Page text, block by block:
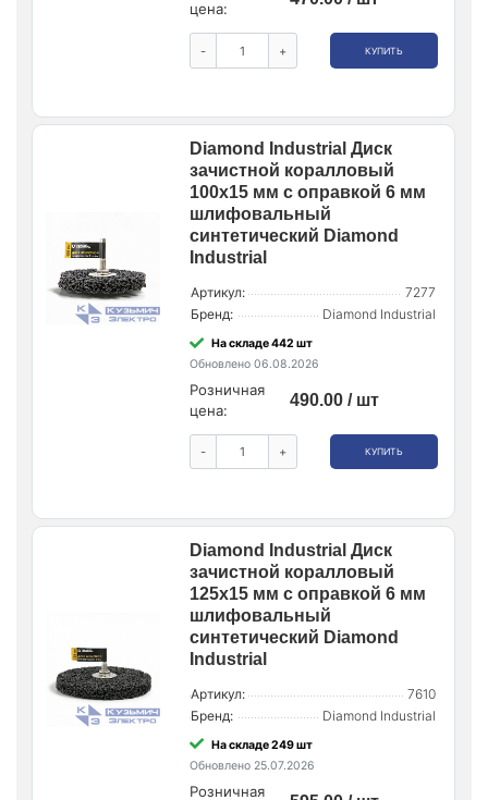
цена:
- + КУПИТЬ
Diamond Industrial Диск
зачистной коралловый
100х15 мм с оправкой 6 мм
шлифовальный
синтетический Diamond
Industrial
Артикул:
7277
Бренд:
Diamond Industrial
На складе 442 шт
Обновлено 06.08.2026
Розничная
цена:
490.00 / шт
- + КУПИТЬ
Diamond Industrial Диск
зачистной коралловый
125х15 мм с оправкой 6 мм
шлифовальный
синтетический Diamond
Industrial
Артикул:
7610
Бренд:
Diamond Industrial
На складе 249 шт
Обновлено 25.07.2026
Розничная